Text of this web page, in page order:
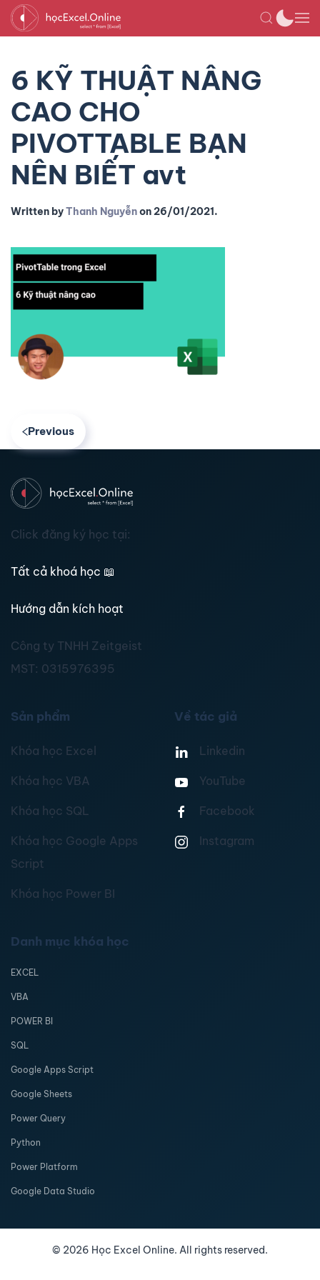
6 KỸ THUẬT NÂNG
CAO CHO
PIVOTTABLE BẠN
NÊN BIẾT avt
Written byThanh Nguyễnon26/01/2021.
Previous
Click đăng ký học tại:
Tất cả khoá học 📖
Hướng dẫn kích hoạt
Công ty TNHH Zeitgeist
MST: 0315976395
Sản phẩm
Khóa học Excel
Khóa học VBA
Khóa học SQL
Khóa học Google Apps
Script
Khóa học Power BI
Về tác giả
Linkedin
YouTube
Facebook
Instagram
Danh mục khóa học
EXCEL
VBA
POWER BI
SQL
Google Apps Script
Google Sheets
Power Query
Python
Power Platform
Google Data Studio
© 2026 Học Excel Online. All rights reserved.